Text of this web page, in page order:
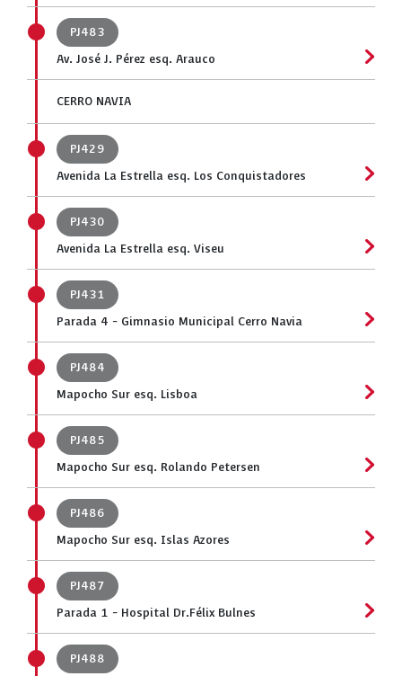
PJ483
Av. José J. Pérez esq. Arauco
CERRO NAVIA
PJ429
Avenida La Estrella esq. Los Conquistadores
PJ430
Avenida La Estrella esq. Viseu
PJ431
Parada 4 - Gimnasio Municipal Cerro Navia
PJ484
Mapocho Sur esq. Lisboa
PJ485
Mapocho Sur esq. Rolando Petersen
PJ486
Mapocho Sur esq. Islas Azores
PJ487
Parada 1 - Hospital Dr.Félix Bulnes
PJ488